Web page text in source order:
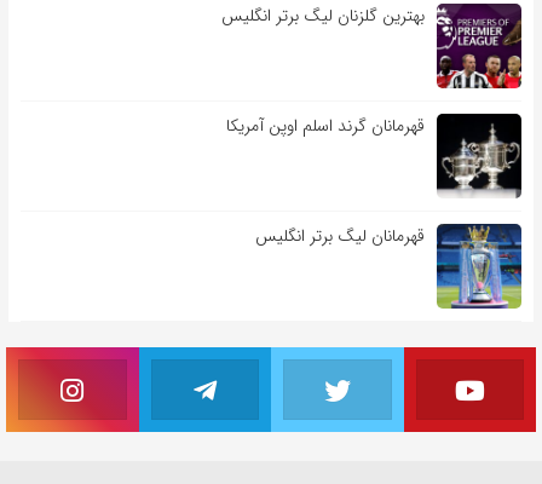
بهترین گلزنان لیگ برتر انگلیس
قهرمانان گرند اسلم اوپن آمریکا
قهرمانان لیگ برتر انگلیس